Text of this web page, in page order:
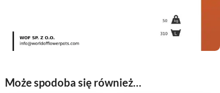
Może spodoba się również…